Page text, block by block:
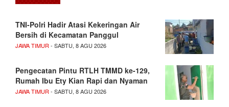
TNI-Polri Hadir Atasi Kekeringan Air
Bersih di Kecamatan Panggul
JAWA TIMUR - SABTU, 8 AGU 2026
Pengecatan Pintu RTLH TMMD ke-129,
Rumah Ibu Ety Kian Rapi dan Nyaman
JAWA TIMUR - SABTU, 8 AGU 2026